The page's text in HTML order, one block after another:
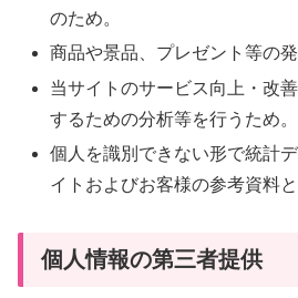
のため。
商品や景品、プレゼント等の発
当サイトのサービス向上・改
するための分析等を行うため。
個人を識別できない形で統計
イトおよびお客様の参考資料と
個人情報の第三者提供